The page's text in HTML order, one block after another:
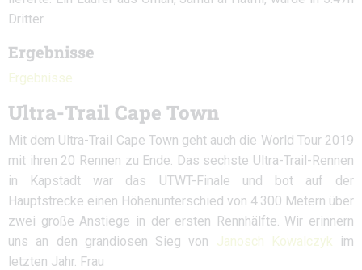
Dritter.
Ergebnisse
Ergebnisse
Ultra-Trail Cape Town
Mit dem Ultra-Trail Cape Town geht auch die World Tour 2019
mit ihren 20 Rennen zu Ende. Das sechste Ultra-Trail-Rennen
in Kapstadt war das UTWT-Finale und bot auf der
Hauptstrecke einen Höhenunterschied von 4.300 Metern über
zwei große Anstiege in der ersten Rennhälfte. Wir erinnern
uns an den grandiosen Sieg von Janosch Kowalczyk im
letzten Jahr. Frau